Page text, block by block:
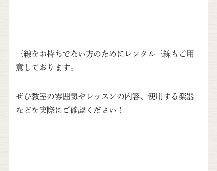
三線をお持ちでない方のためにレンタル三線もご用
意しております。
ぜひ教室の雰囲気やレッスンの内容、使用する楽器
などを実際にご確認ください！